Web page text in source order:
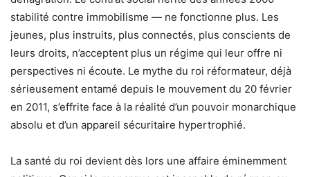
stabilité contre immobilisme — ne fonctionne plus. Les
jeunes, plus instruits, plus connectés, plus conscients de
leurs droits, n’acceptent plus un régime qui leur offre ni
perspectives ni écoute. Le mythe du roi réformateur, déjà
sérieusement entamé depuis le mouvement du 20 février
en 2011, s’effrite face à la réalité d’un pouvoir monarchique
absolu et d’un appareil sécuritaire hypertrophié.
La santé du roi devient dès lors une affaire éminemment